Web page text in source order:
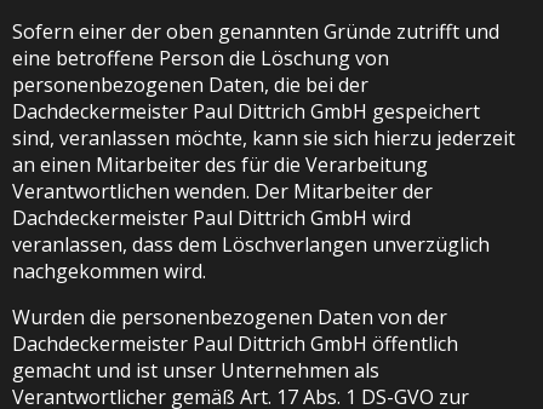
Sofern einer der oben genannten Gründe zutrifft und
eine betroffene Person die Löschung von
personenbezogenen Daten, die bei der
Dachdeckermeister Paul Dittrich GmbH gespeichert
sind, veranlassen möchte, kann sie sich hierzu jederzeit
an einen Mitarbeiter des für die Verarbeitung
Verantwortlichen wenden. Der Mitarbeiter der
Dachdeckermeister Paul Dittrich GmbH wird
veranlassen, dass dem Löschverlangen unverzüglich
nachgekommen wird.
Wurden die personenbezogenen Daten von der
Dachdeckermeister Paul Dittrich GmbH öffentlich
gemacht und ist unser Unternehmen als
Verantwortlicher gemäß Art. 17 Abs. 1 DS-GVO zur